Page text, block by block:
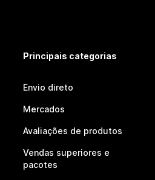
Principais categorias
Envio direto
Mercados
Avaliações de produtos
Vendas superiores e
pacotes